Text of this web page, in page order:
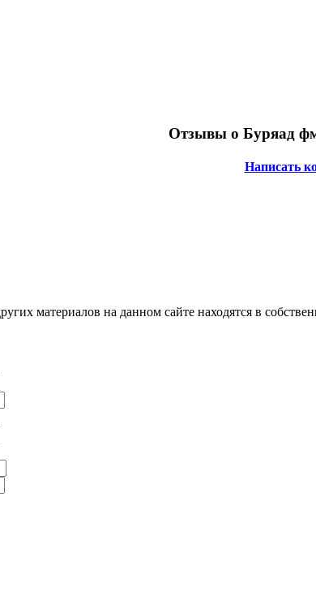
Отзывы о Буряад
Написать
материалов на данном сайте находятся в